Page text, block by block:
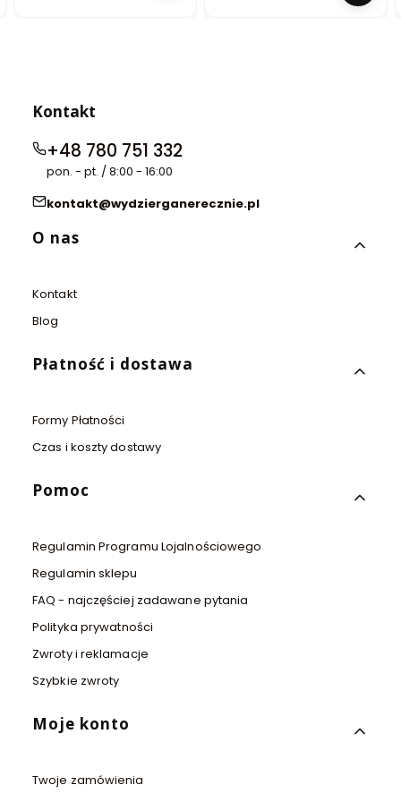
Kontakt
+48 780 751 332
pon. - pt. / 8:00 - 16:00
kontakt@wydzierganerecznie.pl
Linki w stopce
O nas
Kontakt
Blog
Płatność i dostawa
Formy Płatności
Czas i koszty dostawy
Pomoc
Regulamin Programu Lojalnościowego
Regulamin sklepu
FAQ - najczęściej zadawane pytania
Polityka prywatności
Zwroty i reklamacje
Szybkie zwroty
Moje konto
Twoje zamówienia